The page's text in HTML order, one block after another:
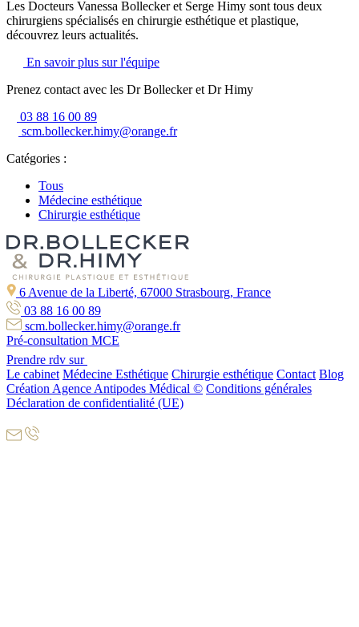
Les Docteurs Vanessa Bollecker et Serge Himy sont tous deux
chirurgiens spécialisés en chirurgie esthétique et plastique,
découvrez leurs actualités.
En savoir plus sur l'équipe
Prenez contact avec les Dr Bollecker et Dr Himy
03 88 16 00 89
scm.bollecker.himy@orange.fr
Catégories :
Tous
Médecine esthétique
Chirurgie esthétique
6 Avenue de la Liberté, 67000 Strasbourg, France
03 88 16 00 89
scm.bollecker.himy@orange.fr
Pré-consultation MCE
Prendre rdv sur
Le cabinet Médecine Esthétique Chirurgie esthétique Contact Blog
Création Agence Antipodes Médical © Conditions générales
Déclaration de confidentialité (UE)